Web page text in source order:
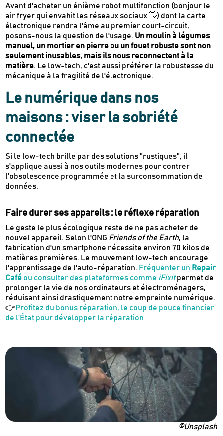
Avant d'acheter un énième robot multifonction (bonjour le
air fryer qui envahit les réseaux sociaux 👋) dont la carte
électronique rendra l'âme au premier court-circuit,
posons-nous la question de l'usage. Un moulin à légumes
manuel, un mortier en pierre ou un fouet robuste sont non
seulement inusables, mais ils nous reconnectent à la
matière. Le low-tech, c'est aussi préférer la robustesse du
mécanique à la fragilité de l'électronique.
Le numérique dans nos
maisons : viser la sobriété
connectée
Si le low-tech brille par des solutions "rustiques", il
s'applique aussi à nos outils modernes pour contrer
l'obsolescence programmée et la surconsommation de
données.
Faire durer ses appareils : le réflexe réparation
Le geste le plus écologique reste de ne pas acheter de
nouvel appareil. Selon l'ONG Friends of the Earth, la
fabrication d'un smartphone nécessite environ 70 kilos de
matières premières. Le mouvement low-tech encourage
l'apprentissage de l'auto-réparation. Fréquenter un Repair
Café ou consulter des plateformes comme iFixitpermet de
prolonger la vie de nos ordinateurs et électroménagers,
réduisant ainsi drastiquement notre empreinte numérique.
👉 Profitez du bonus réparation, le coup de pouce financier
de l’État pour développer la réparation
©Unsplash